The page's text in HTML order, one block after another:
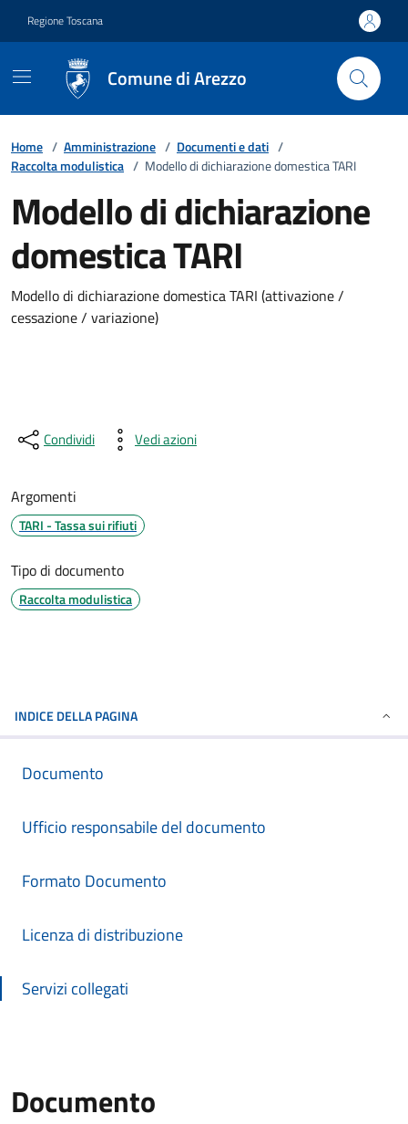
Regione Toscana
Comune di Arezzo
Home / Amministrazione / Documenti e dati /
Raccolta modulistica / Modello di dichiarazione domestica TARI
Modello di dichiarazione
domestica TARI
Modello di dichiarazione domestica TARI (attivazione /
cessazione / variazione)
Condividi Vedi azioni
Argomenti
TARI - Tassa sui rifiuti
Tipo di documento
Raccolta modulistica
INDICE DELLA PAGINA
Documento
Ufficio responsabile del documento
Formato Documento
Licenza di distribuzione
Servizi collegati
Documento